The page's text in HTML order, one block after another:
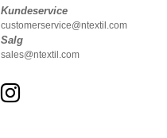
Kundeservice
customerservice@ntextil.com
Salg
sales@ntextil.com